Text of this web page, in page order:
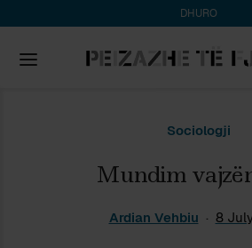
DHURO
Sociologji
Mundim
Ardian Vehbiu 8